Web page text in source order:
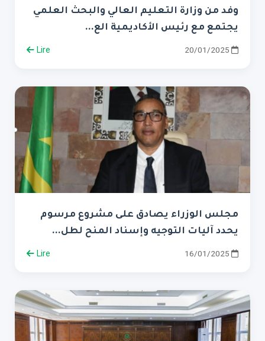
وفد من وزارة التعليم العالي والبحث العلمي
يجتمع مع رئيس الأكاديمية الع...
20/01/2025
Lire
مجلس الوزراء يصادق على مشروع مرسوم
يحدد آليات التوجيه وإسناد المنح لطل...
16/01/2025
Lire